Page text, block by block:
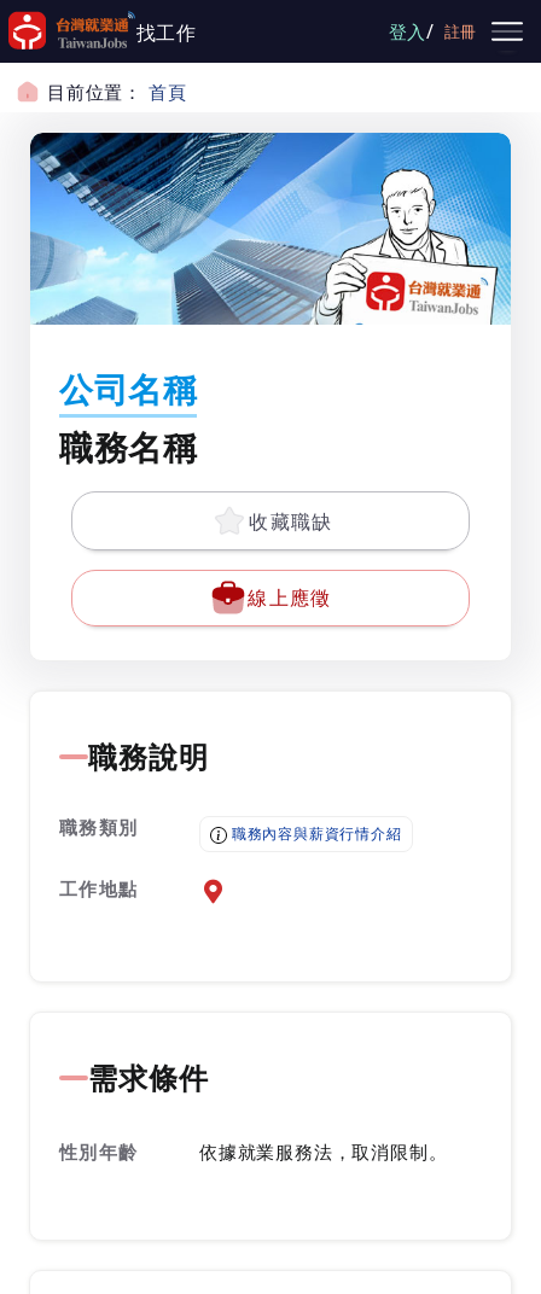
跳到主要內容
找工作 登入/ 註冊
目前位置： 首頁
公司名稱
職務名稱
收藏職缺
線上應徵
職務說明
職務類別 職務內容與薪資行情介紹
工作地點 前往查看地圖
需求條件
性別年齡 依據就業服務法，取消限制。